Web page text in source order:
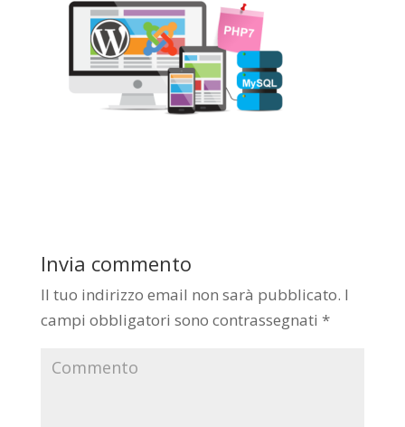
Invia commento
Il tuo indirizzo email non sarà pubblicato. I
campi obbligatori sono contrassegnati *